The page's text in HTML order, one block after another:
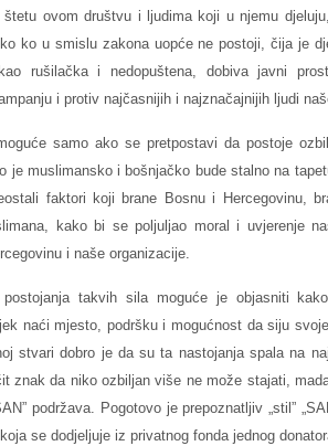
štetu ovom društvu i ljudima koji u njemu
ko u smislu zakona uopće ne postoji, čija je
rušilačka i nedopuštena, dobiva javni
i protiv najčasnijih i najznačajnijih ljudi
samo ako se pretpostavi da postoje
je muslimansko i bošnjačko bude stalno na
faktori koji brane Bosnu i Hercegovinu,
kako bi se poljuljao moral i uvjerenje
i naše organizacije.
takvih sila moguće je objasniti
naći mjesto, podršku i mogućnost da siju
stvari dobro je da su ta nastojanja spala na
znak da niko ozbiljan više ne može stajati,
podržava. Pogotovo je prepoznatljiv „stil”
koja se dodjeljuje iz privatnog fonda jednog